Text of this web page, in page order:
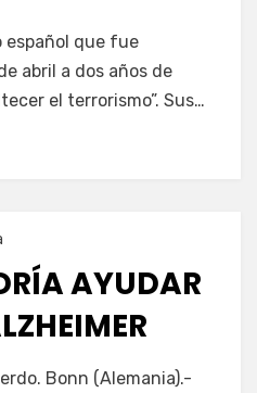
español que fue
abril a dos años de
el terrorismo”. Sus…
AYUDAR
Bonn (Alemania).-